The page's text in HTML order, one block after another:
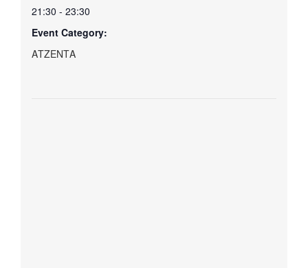
21:30 - 23:30
Event Category:
ΑΤΖΕΝΤΑ